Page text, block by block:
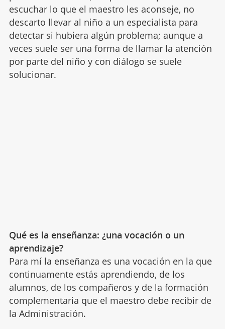
escuchar lo que el maestro les aconseje, no
descarto llevar al niño a un especialista para
detectar si hubiera algún problema; aunque a
veces suele ser una forma de llamar la atención
por parte del niño y con diálogo se suele
solucionar.
Qué es la enseñanza: ¿una vocación o un
aprendizaje?
Para mí la enseñanza es una vocación en la que
continuamente estás aprendiendo, de los
alumnos, de los compañeros y de la formación
complementaria que el maestro debe recibir de
la Administración.